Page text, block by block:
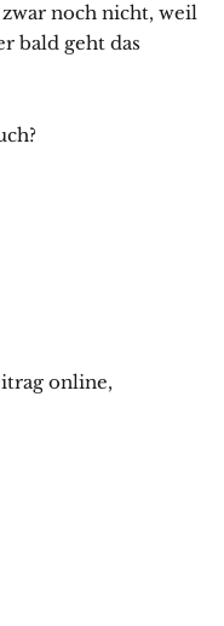
noch nicht, weil
bald geht das
online,